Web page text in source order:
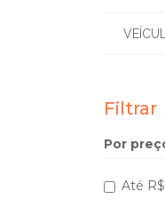
Filtrar
Por
Até